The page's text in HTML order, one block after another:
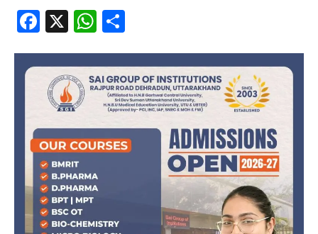
Facebook
X WhatsApp